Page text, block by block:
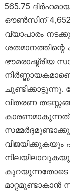
565.75
ഔൺസിന്
വ്യാപാരം
ശതമാനത്തിന്റെ
വിതരണ
വിജയിക്കുകയും